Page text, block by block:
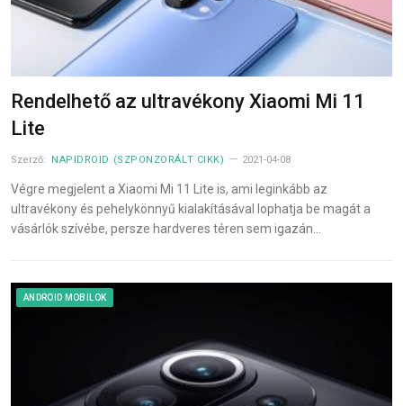
Rendelhető az ultravékony Xiaomi Mi 11
Lite
Szerző: NAPIDROID (SZPONZORÁLT CIKK) 2021-04-08
Végre megjelent a Xiaomi Mi 11 Lite is, ami leginkább az
ultravékony és pehelykönnyű kialakításával lophatja be magát a
vásárlók szívébe, persze hardveres téren sem igazán…
ANDROID MOBILOK